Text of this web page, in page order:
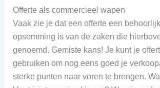
Offerte als commercieel wapen
Vaak zie je dat een offerte een
opsomming is van de zaken die
genoemd. Gemiste kans! Je kunt je
gebruiken om nog eens goed je
sterke punten naar voren te brengen.